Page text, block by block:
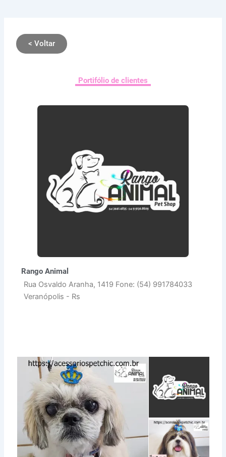
< Voltar
Portifólio de clientes
Rango Animal
Rua Osvaldo Aranha, 1419 Fone: (54) 991784033
Veranópolis - Rs